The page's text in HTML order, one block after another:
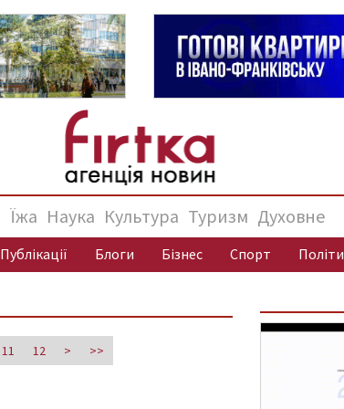
Їжа Наука Культура Туризм Духовне
Публікації Блоги Бізнес Спорт
11 12 > >>